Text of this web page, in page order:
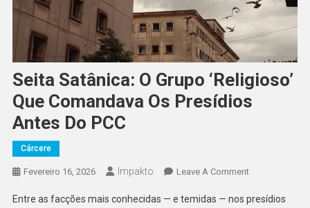
Seita Satânica: O Grupo ‘religioso’
Que Comandava Os Presídios
Antes Do PCC
Cárcere
Fevereiro 16, 2026 Impakto Leave A CommentOn
Satânica:
Entre as facções mais conhecidas — e temidas — nos presídios